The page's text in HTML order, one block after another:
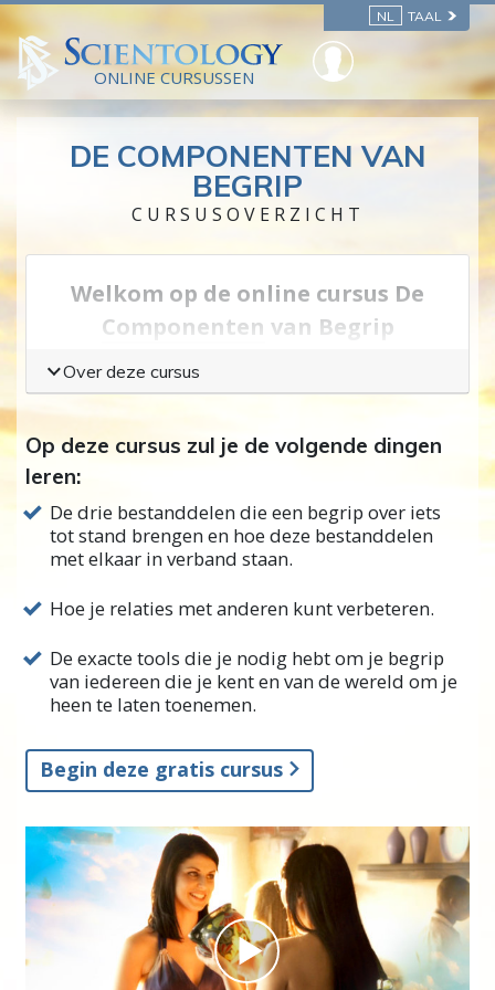
NL TAAL
ONLINE CURSUSSEN
DE COMPONENTEN VAN
BEGRIP
CURSUSOVERZICHT
Welkom op de online cursus De
Componenten van Begrip
Gedurende ons hele leven
om mensen en dingen beter te begrijpen,
opschieten, beter een machine kunnen
bedienen of om gewoon te weten wat er
gaande is in de wereld.
Maar ondanks onze beste intenties, krijgen we
meningsverschillen en misverstanden.
Als er een manier bestond om ons begrip van
mensen en problemen te vergroten, dan zou
dat zeer waardevol zijn om te weten.
In Scientology werd er ontdekt dat alle
menselijke relaties – en in feite, elke activiteit
eenmaal weet watbegripop zich werkelijk
inhoudt.
L. Ron Hubbard heeft de feitelijke
componentenvan begrip geïdentificeerd.
Door deze componenten te kennen en te
Over deze cursus
Op deze cursus zul je de volgende dingen
leren:
De drie bestanddelen die een begrip over iets
tot stand brengen en hoe deze bestanddelen
met elkaar in verband staan.
Hoe je relaties met anderen kunt verbeteren.
De exacte tools die je nodig hebt om je begrip
van iedereen die je kent en van de wereld om je
heen te laten toenemen.
Begin deze gratis cursus